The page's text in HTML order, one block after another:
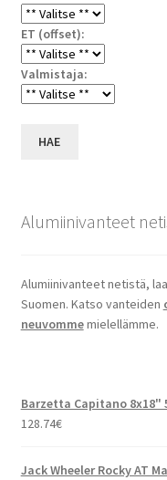
ET (offset):
Valmistaja:
HAE
Alumiinivanteet
Alumiinivanteet netistä,
Suomen. Katso vanteiden
neuvommemielellämme.
Barzetta Capitano 8x18"
128.74€
Jack Wheeler Rocky AT